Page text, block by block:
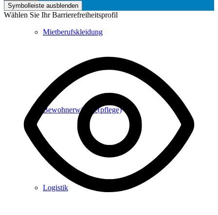
Mietberufskleidung
Bewohnerwäsche(pflege)
Logistik
Symbolleiste ausblenden
Wählen Sie Ihr Barrierefreiheitsprofil